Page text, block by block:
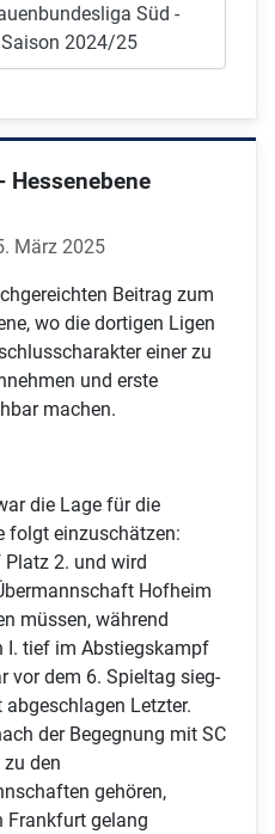
Süd -
2024/25
Hessenebene
März 2025
Beitrag zum
wo die dortigen Ligen
einer zu
und erste
machen.
die Lage für die
folgt einzuschätzen:
2. und wird
Hofheim
müssen, während
I. tief im Abstiegskampf
vor dem 6. Spieltag sieg-
Letzter.
der Begegnung mit SC
den
gehören,
Frankfurt gelang